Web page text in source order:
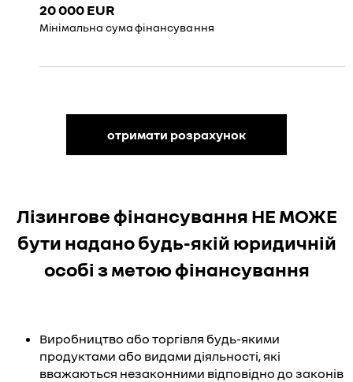
20 000 EUR
Мінімальна сума фінансування
отримати розрахунок
Лізингове фінансування НЕ МОЖЕ
бути надано будь-якій юридичній
особі з метою фінансування
Виробництво або торгівля будь-якими
продуктами або видами діяльності, які
вважаються незаконними відповідно до законів